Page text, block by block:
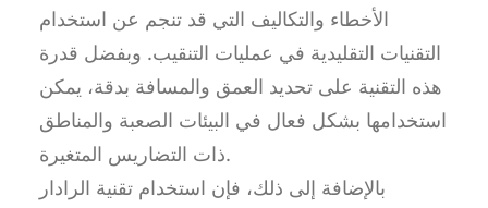
الأخطاء والتكاليف التي قد تنجم عن استخدام
التقنيات التقليدية في عمليات التنقيب. وبفضل قدرة
هذه التقنية على تحديد العمق والمسافة بدقة، يمكن
استخدامها بشكل فعال في البيئات الصعبة والمناطق
ذات التضاريس المتغيرة.
بالإضافة إلى ذلك، فإن استخدام تقنية الرادار